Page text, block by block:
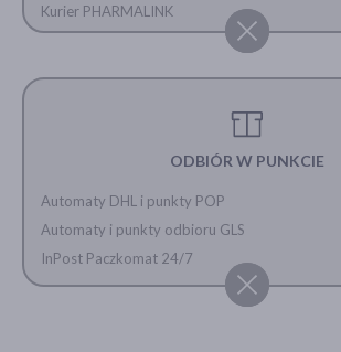
Kurier PHARMALINK
ODBIÓR W PUNKCIE
Automaty DHL i punkty POP
Automaty i punkty odbioru GLS
InPost Paczkomat 24/7